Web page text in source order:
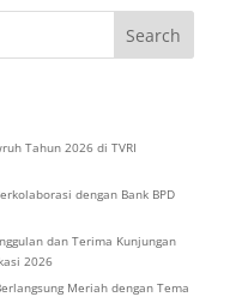
Search
Tahun 2026 di TVRI
dengan Bank BPD
dan Terima Kunjungan
2026
Meriah dengan Tema